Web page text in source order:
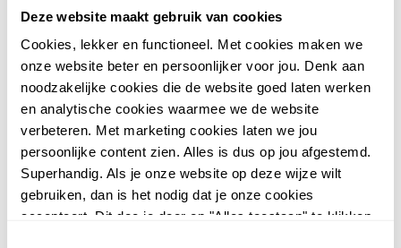
Deze website maakt gebruik van cookies
Cookies, lekker en functioneel. Met cookies maken we
onze website beter en persoonlijker voor jou. Denk aan
noodzakelijke cookies die de website goed laten werken
en analytische cookies waarmee we de website
verbeteren. Met marketing cookies laten we jou
persoonlijke content zien. Alles is dus op jou afgestemd.
Superhandig. Als je onze website op deze wijze wilt
gebruiken, dan is het nodig dat je onze cookies
accepteert. Dit doe je door op "Alles toestaan" te klikken.